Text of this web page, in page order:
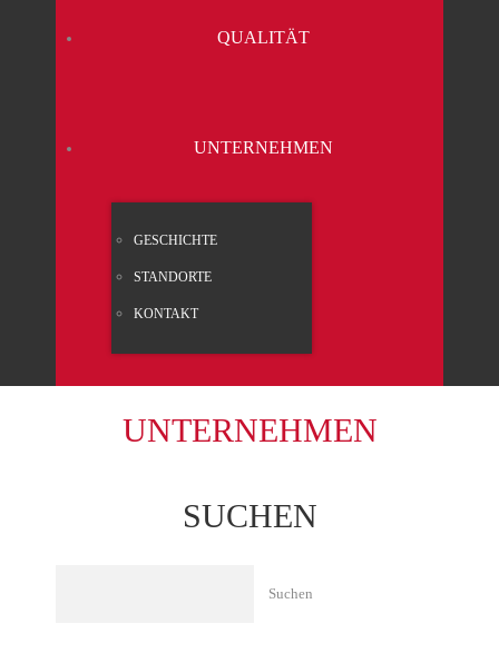
QUA­LI­TÄT
UNTER­NEH­MEN
GESCHICH­TE
STAND­OR­TE
KON­TAKT
UNTER­NEH­MEN
SUCHEN